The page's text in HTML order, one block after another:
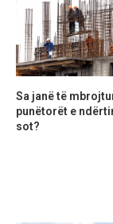
Sa janë të
punëtorët e
sot?